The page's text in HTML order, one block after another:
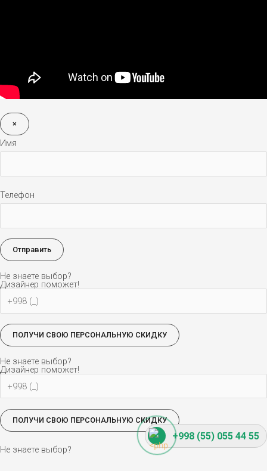
×
Имя
Телефон
Не знаете выбор?
Дизайнер поможет!
Не знаете выбор?
Дизайнер поможет!
+998 (55) 055 44 55
Не знаете выбор?